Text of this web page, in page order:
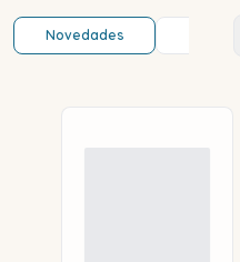
Novedades Título